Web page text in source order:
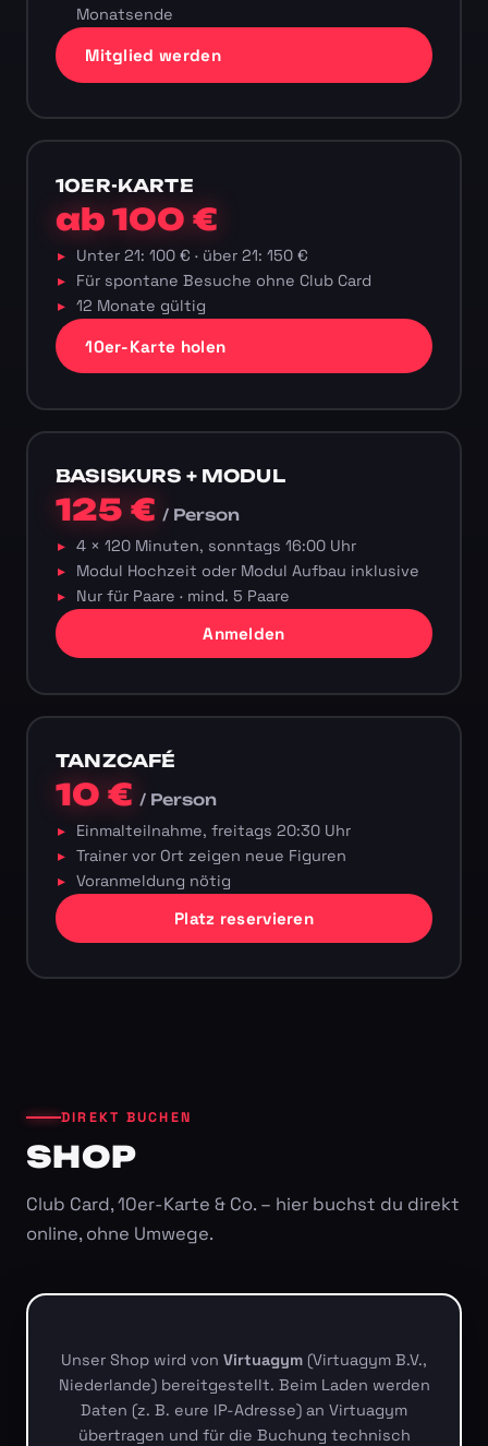
Monatsende
Mitglied werden
10ER-KARTE
ab 100 €
Unter 21: 100 € · über 21: 150 €
Für spontane Besuche ohne Club Card
12 Monate gültig
10er-Karte holen
BASISKURS + MODUL
125 €/ Person
4 × 120 Minuten, sonntags 16:00 Uhr
Modul Hochzeit oder Modul Aufbau inklusive
Nur für Paare · mind. 5 Paare
Anmelden
TANZCAFÉ
10 €/ Person
Einmalteilnahme, freitags 20:30 Uhr
Trainer vor Ort zeigen neue Figuren
Voranmeldung nötig
Platz reservieren
DIREKT BUCHEN
SHOP
Club Card, 10er-Karte & Co. – hier buchst du direkt
online, ohne Umwege.
Unser Shop wird von Virtuagym (Virtuagym B.V.,
Niederlande) bereitgestellt. Beim Laden werden
Daten (z. B. eure IP-Adresse) an Virtuagym
übertragen und für die Buchung technisch